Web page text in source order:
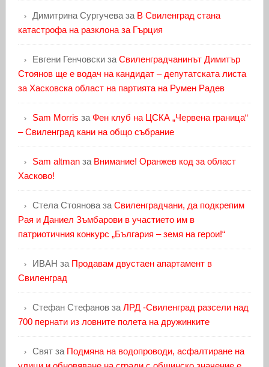
Димитрина Сургучеваза В Свиленград стана
катастрофа на разклона за Гърция
Евгени Генчовскиза Свиленградчанинът Димитър
Стоянов ще е водач на кандидат – депутатската листа
за Хасковска област на партията на Румен Радев
Sam Morris за Фен клуб на ЦСКА „Червена граница“
– Свиленград кани на общо събрание
Sam altmanза Внимание! Оранжев код за област
Хасково!
Стела Стояноваза Свиленградчани, да подкрепим
Рая и Даниел Зъмбарови в участието им в
патриотичния конкурс „България – земя на герои!“
ИВАН за Продавам двустаен апартамент в
Свиленград
Стефан Стефановза ЛРД -Свиленград разсели над
700 пернати из ловните полета на дружинките
Святза Подмяна на водопроводи, асфалтиране на